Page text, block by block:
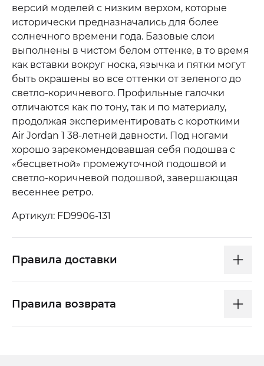
версий моделей с низким верхом, которые
исторически предназначались для более
солнечного времени года. Базовые слои
выполнены в чистом белом оттенке, в то время
как вставки вокруг носка, язычка и пятки могут
быть окрашены во все оттенки от зеленого до
светло-коричневого. Профильные галочки
отличаются как по тону, так и по материалу,
продолжая экспериментировать с короткими
Air Jordan 1 38-летней давности. Под ногами
хорошо зарекомендовавшая себя подошва с
«бесцветной» промежуточной подошвой и
светло-коричневой подошвой, завершающая
весеннее ретро.
Артикул: FD9906-131
Правила доставки
Правила возврата